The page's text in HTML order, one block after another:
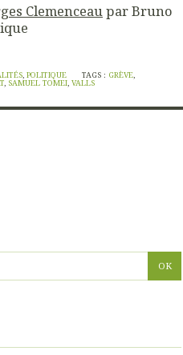
Clemenceaupar Bruno
, POLITIQUE TAGS : GRÈVE,
, SAMUEL TOMEI, VALLS